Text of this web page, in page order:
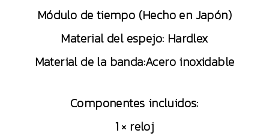
Módulo de tiempo (Hecho en Japón)
Material del espejo: Hardlex
Material de la banda:Acero inoxidable
Componentes incluidos:
1 × reloj